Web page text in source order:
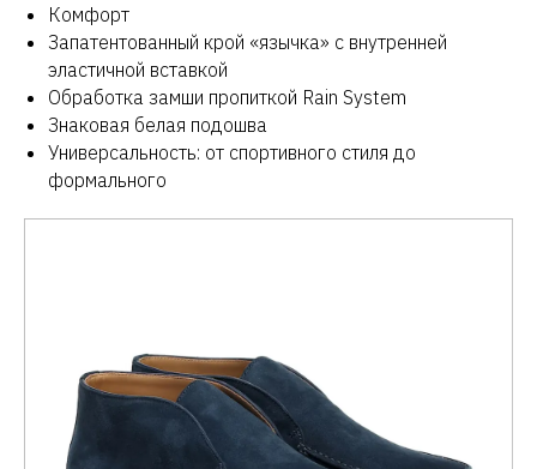
Комфорт
Запатентованный крой «язычка» с внутренней
эластичной вставкой
Обработка замши пропиткой Rain System
Знаковая белая подошва
Универсальность: от спортивного стиля до
формального